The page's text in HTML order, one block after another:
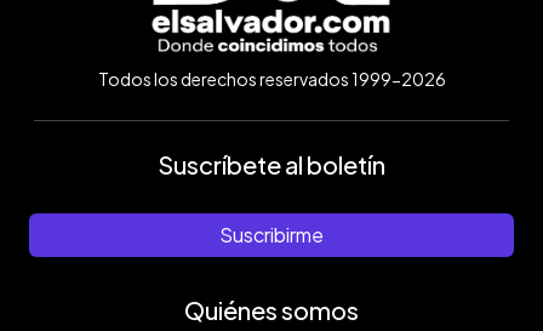
Todos los derechos reservados 1999-2026
Suscríbete al boletín
Suscribirme
Quiénes somos